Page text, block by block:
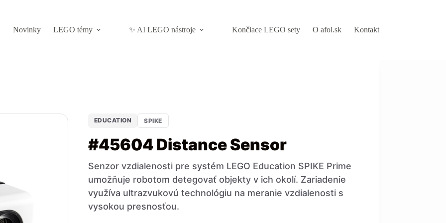
Novinky
LEGO témy ✨ AI LEGO nástroje Končiace LEGO sety O afol.sk Kontakt
EDUCATION SPIKE
#45604 Distance Sensor
Senzor vzdialenosti pre systém LEGO Education SPIKE Prime
umožňuje robotom detegovať objekty v ich okolí. Zariadenie
využíva ultrazvukovú technológiu na meranie vzdialenosti s
vysokou presnosťou.